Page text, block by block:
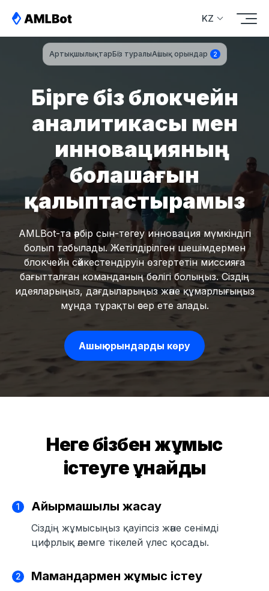
АртықшылықтарБіз туралыАшық орындар 2
KZ
Бірге біз блокчейн
аналитикасы мен
инновацияның
болашағын
қалыптастырамыз
AMLBot-та әрбір сын-тегеу инновация мүмкіндігі
болып табылады. Жетілдірілген шешімдермен
блокчейн сәйкестендіруін өзгертетін миссияға
бағытталған команданың бөлігі болыңыз. Сіздің
идеяларыңыз, дағдыларыңыз және құмарлығыңыз
мұнда тұрақты әсер ете алады.
Ашық орындарды көру
Неге бізбен жұмыс
істеуге ұнайды
Айырмашылық жасау
Сіздің жұмысыңыз қауіпсіз және сенімді
цифрлық әлемге тікелей үлес қосады.
Мамандармен жұмыс істеу